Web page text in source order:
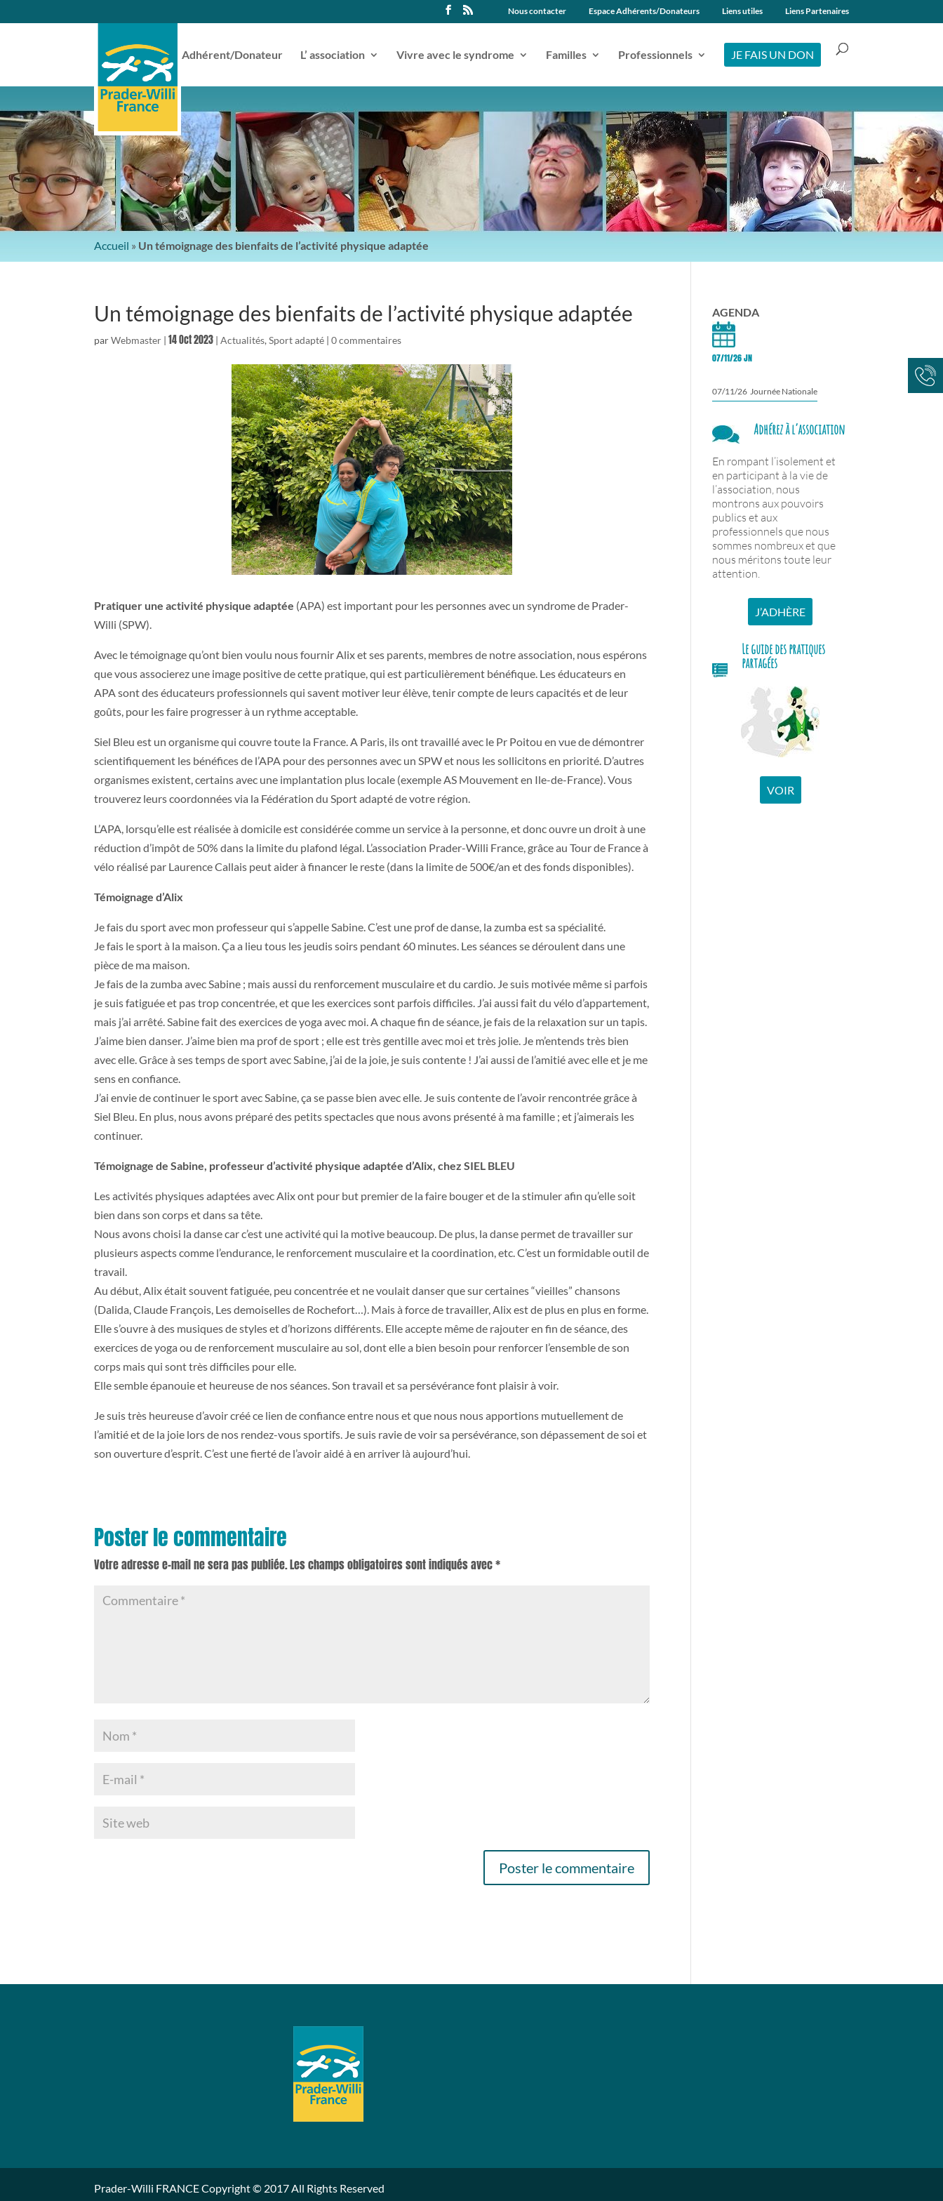
Nous contacter Espace Adhérents/Donateurs Liens utiles Liens Partenaires
Adhérent/Donateur L’ association Vivre avec le syndrome Familles Professionnels JE FAIS UN DON
Accueil » Un témoignage des bienfaits de l’activité physique adaptée
Un témoignage des bienfaits de l’activité physique adaptée
parWebmaster |14 Oct 2023 |Actualités,Sport adapté |0 commentaires
Pratiquer une activité physique adaptée (APA) est important pour les personnes avec un syndrome de Prader-
Willi (SPW).
Avec le témoignage qu’ont bien voulu nous fournir Alix et ses parents, membres de notre association, nous espérons
que vous associerez une image positive de cette pratique, qui est particulièrement bénéfique. Les éducateurs en
APA sont des éducateurs professionnels qui savent motiver leur élève, tenir compte de leurs capacités et de leur
goûts, pour les faire progresser à un rythme acceptable.
Siel Bleu est un organisme qui couvre toute la France. A Paris, ils ont travaillé avec le Pr Poitou en vue de démontrer
scientifiquement les bénéfices de l’APA pour des personnes avec un SPW et nous les sollicitons en priorité. D’autres
organismes existent, certains avec une implantation plus locale (exemple AS Mouvement en Ile-de-France). Vous
trouverez leurs coordonnées via la Fédération du Sport adapté de votre région.
L’APA, lorsqu’elle est réalisée à domicile est considérée comme un service à la personne, et donc ouvre un droit à une
réduction d’impôt de 50% dans la limite du plafond légal. L’association Prader-Willi France, grâce au Tour de France à
vélo réalisé par Laurence Callais peut aider à financer le reste (dans la limite de 500€/an et des fonds disponibles).
Témoignage d’Alix
Je fais du sport avec mon professeur qui s’appelle Sabine. C’est une prof de danse, la zumba est sa spécialité.
Je fais le sport à la maison. Ça a lieu tous les jeudis soirs pendant 60 minutes. Les séances se déroulent dans une
pièce de ma maison.
Je fais de la zumba avec Sabine ; mais aussi du renforcement musculaire et du cardio. Je suis motivée même si parfois
je suis fatiguée et pas trop concentrée, et que les exercices sont parfois difficiles. J’ai aussi fait du vélo d’appartement,
mais j’ai arrêté. Sabine fait des exercices de yoga avec moi. A chaque fin de séance, je fais de la relaxation sur un tapis.
J’aime bien danser. J’aime bien ma prof de sport ; elle est très gentille avec moi et très jolie. Je m’entends très bien
avec elle. Grâce à ses temps de sport avec Sabine, j’ai de la joie, je suis contente ! J’ai aussi de l’amitié avec elle et je me
sens en confiance.
J’ai envie de continuer le sport avec Sabine, ça se passe bien avec elle. Je suis contente de l’avoir rencontrée grâce à
Siel Bleu. En plus, nous avons préparé des petits spectacles que nous avons présenté à ma famille ; et j’aimerais les
continuer.
Témoignage de Sabine, professeur d’activité physique adaptée d’Alix, chez SIEL BLEU
Les activités physiques adaptées avec Alix ont pour but premier de la faire bouger et de la stimuler afin qu’elle soit
bien dans son corps et dans sa tête.
Nous avons choisi la danse car c’est une activité qui la motive beaucoup. De plus, la danse permet de travailler sur
plusieurs aspects comme l’endurance, le renforcement musculaire et la coordination, etc. C’est un formidable outil de
travail.
Au début, Alix était souvent fatiguée, peu concentrée et ne voulait danser que sur certaines “vieilles” chansons
(Dalida, Claude François, Les demoiselles de Rochefort…). Mais à force de travailler, Alix est de plus en plus en forme.
Elle s’ouvre à des musiques de styles et d’horizons différents. Elle accepte même de rajouter en fin de séance, des
exercices de yoga ou de renforcement musculaire au sol, dont elle a bien besoin pour renforcer l’ensemble de son
corps mais qui sont très difficiles pour elle.
Elle semble épanouie et heureuse de nos séances. Son travail et sa persévérance font plaisir à voir.
Je suis très heureuse d’avoir créé ce lien de confiance entre nous et que nous nous apportions mutuellement de
l’amitié et de la joie lors de nos rendez-vous sportifs. Je suis ravie de voir sa persévérance, son dépassement de soi et
son ouverture d’esprit. C’est une fierté de l’avoir aidé à en arriver là aujourd’hui.
Poster le commentaire
Votre adresse e-mail ne sera pas publiée.Les champs obligatoires sont indiqués avec*
AGENDA
07/11/26 JN
07/11/26 Journée Nationale
Adhérez à l’association
En rompant l’isolement et
en participant à la vie de
l’association, nous
montrons aux pouvoirs
publics et aux
professionnels que nous
sommes nombreux et que
nous méritons toute leur
attention.
J’ADHÈRE
Le guide des pratiques
partagées
VOIR
Prader-Willi FRANCE Copyright © 2017 All Rights Reserved